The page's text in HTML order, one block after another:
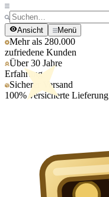
Ansicht Menü
Mehr als 280.000
zufriedene Kunden
Über 30 Jahre
Erfahrung
Sicherer Versand
100% versicherte Lieferung